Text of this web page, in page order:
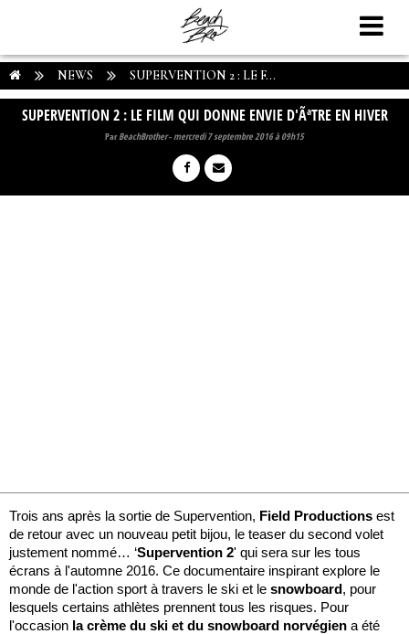
NEWS SUPERVENTION 2 : LE F...
SUPERVENTION 2 : LE FILM QUI DONNE ENVIE D'ÃªTRE EN HIVER
ParBeachBrother-mercredi 7 septembre 2016 à 09h15
Trois ans après la sortie de Supervention, Field Productions est
de retour avec un nouveau petit bijou, le teaser du second volet
justement nommé… ‘Supervention 2' qui sera sur les tous
écrans à l'automne 2016. Ce documentaire inspirant explore le
monde de l'action sport à travers le ski et le snowboard, pour
lesquels certains athlètes prennent tous les risques. Pour
l'occasion la crème du ski et du snowboard norvégien a été